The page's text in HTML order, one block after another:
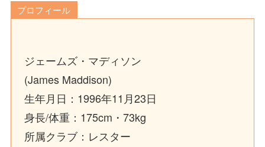
プロフィール
ジェームズ・マディソン
(James Maddison)
生年月日：1996年11月23日
身長/体重：175cm・73kg
所属クラブ：レスター